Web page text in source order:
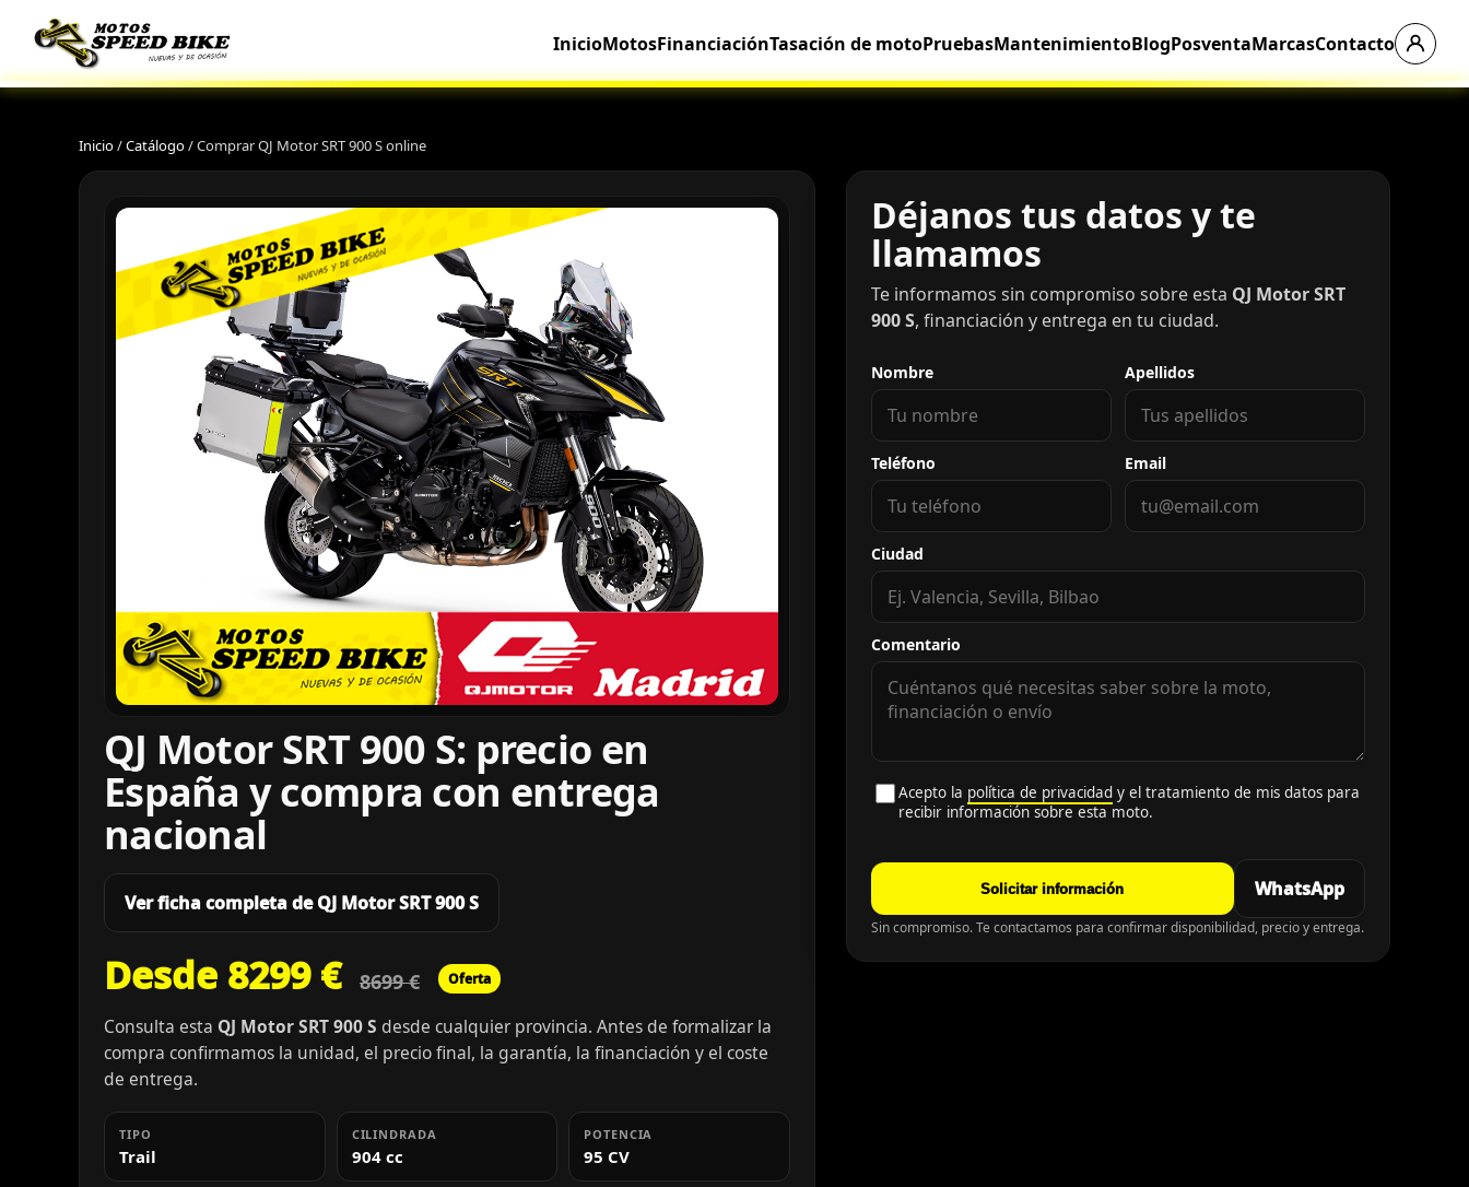
InicioMotosFinanciaciónTasación de motoPruebasMantenimientoBlogPosventaMarcasContacto
Inicio/Catálogo/Comprar QJ Motor SRT 900 S online
QJ Motor SRT 900 S: precio en
España y compra con entrega
nacional
Ver ficha completa de QJ Motor SRT 900 S
Desde 8299 € 8699 € Oferta
Consulta esta QJ Motor SRT 900 S desde cualquier provincia. Antes de formalizar la
compra confirmamos la unidad, el precio final, la garantía, la financiación y el coste
de entrega.
TIPO
Trail
CILINDRADA
904 cc
POTENCIA
95 CV
Déjanos tus datos y te
llamamos
Te informamos sin compromiso sobre esta QJ Motor SRT
900 S, financiación y entrega en tu ciudad.
Nombre Apellidos
Teléfono Email
Ciudad
Comentario
Acepto la política de privacidady el tratamiento de mis datos para
recibir información sobre esta moto.
Solicitar información WhatsApp
Sin compromiso. Te contactamos para confirmar disponibilidad, precio y entrega.